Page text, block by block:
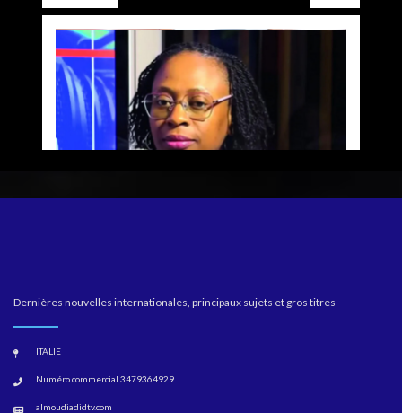
Dernières nouvelles internationales, principaux sujets et gros titres
ITALIE
Numéro commercial 3479364929
almoudiadidtv.com